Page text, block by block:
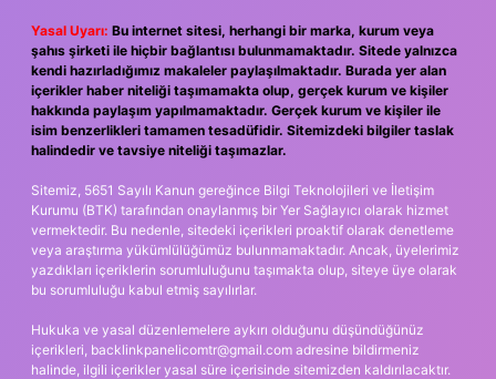
Yasal Uyarı: Bu internet sitesi, herhangi bir marka, kurum veya
şahıs şirketi ile hiçbir bağlantısı bulunmamaktadır. Sitede yalnızca
kendi hazırladığımız makaleler paylaşılmaktadır. Burada yer alan
içerikler haber niteliği taşımamakta olup, gerçek kurum ve kişiler
hakkında paylaşım yapılmamaktadır. Gerçek kurum ve kişiler ile
isim benzerlikleri tamamen tesadüfidir. Sitemizdeki bilgiler taslak
halindedir ve tavsiye niteliği taşımazlar.
Sitemiz, 5651 Sayılı Kanun gereğince Bilgi Teknolojileri ve İletişim
Kurumu (BTK) tarafından onaylanmış bir Yer Sağlayıcı olarak hizmet
vermektedir. Bu nedenle, sitedeki içerikleri proaktif olarak denetleme
veya araştırma yükümlülüğümüz bulunmamaktadır. Ancak, üyelerimiz
yazdıkları içeriklerin sorumluluğunu taşımakta olup, siteye üye olarak
bu sorumluluğu kabul etmiş sayılırlar.
Hukuka ve yasal düzenlemelere aykırı olduğunu düşündüğünüz
içerikleri, backlinkpanelicomtr@gmail.com adresine bildirmeniz
halinde, ilgili içerikler yasal süre içerisinde sitemizden kaldırılacaktır.